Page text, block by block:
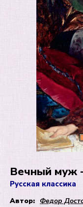
Вечный муж
Русская классика
Автор: Федор